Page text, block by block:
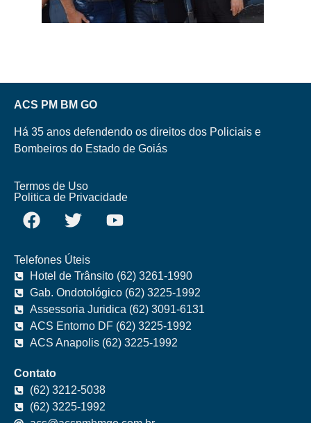
ACS PM BM GO
Há 35 anos defendendo os direitos dos Policiais e
Bombeiros do Estado de Goiás
Termos de Uso
Politica de Privacidade
Telefones Úteis
Hotel de Trânsito (62) 3261-1990
Gab. Ondotológico (62) 3225-1992
Assessoria Juridica (62) 3091-6131
ACS Entorno DF (62) 3225-1992
ACS Anapolis (62) 3225-1992
Contato
(62) 3212-5038
(62) 3225-1992